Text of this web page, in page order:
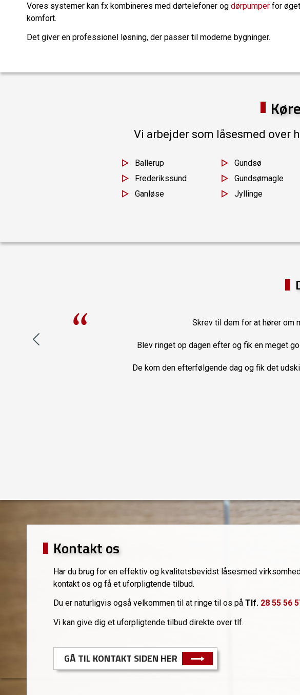
Vores systemer kan fx kombineres med dørtelefoner og dørpumper for øget
komfort.
Det giver en professionel løsning, der passer til moderne bygninger.
Vi arbejder som låsesmed over
Ballerup
Frederikssund
Ganløse
Gundsø
Gundsømagle
Jyllinge
Skrev til dem for at hører om
Blev ringet op dagen efter og fik en meget
De kom den efterfølgende dag og fik det
Kontakt os
Har du brug for en effektiv og kvalitetsbevidst låsesmed
kontakt os og få et uforpligtende tilbud.
Du er naturligvis også velkommen til at ringe til os på Tlf. 28 55 56
Vi kan give dig et uforpligtende tilbud direkte over tlf.
GÅ TIL KONTAKT SIDEN HER